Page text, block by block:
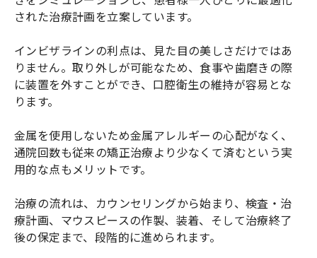
された治療計画を立案しています。
インビザラインの利点は、見た目の美しさだけではあ
りません。取り外しが可能なため、食事や歯磨きの際
に装置を外すことができ、口腔衛生の維持が容易とな
ります。
金属を使用しないため金属アレルギーの心配がなく、
通院回数も従来の矯正治療より少なくて済むという実
用的な点もメリットです。
治療の流れは、カウンセリングから始まり、検査・治
療計画、マウスピースの作製、装着、そして治療終了
後の保定まで、段階的に進められます。